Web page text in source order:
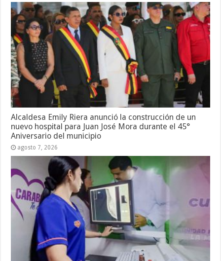
Alcaldesa Emily Riera anunció la construcción de un
nuevo hospital para Juan José Mora durante el 45°
Aniversario del municipio
agosto 7, 2026